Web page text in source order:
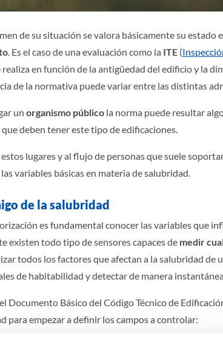
de su situación se valora básicamente su estado
. Es el caso de una evaluación como la ITE (
en función de la antigüedad del edificio y la
de la normativa puede variar entre las distintas
un organismo público la norma puede resultar
deben tener este tipo de edificaciones.
lugares y al flujo de personas que suele
variables básicas en materia de salubridad.
de la salubridad
es fundamental conocer las variables que
existen todo tipo de sensores capaces de medir
todos los factores que afectan a la salubridad de
de habitabilidad y detectar de manera
Documento Básico del Código Técnico de
para empezar a definir los campos a controlar: